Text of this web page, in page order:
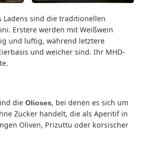
Ladens sind die traditionellen
Erstere werden mit Weißwein
und luftig, während letztere
und weicher sind. Ihr MHD-
dieOlioses, bei denen es sich um
Zucker handelt, die als Aperitif in
Oliven, Prizuttu oder korsischer